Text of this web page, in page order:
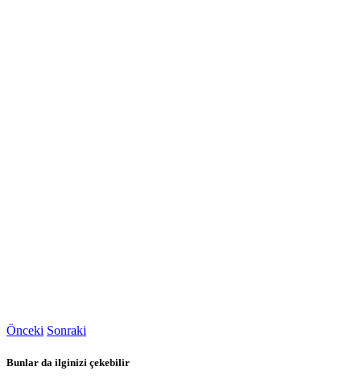
Önceki Sonraki
Bunlar da ilginizi çekebilir